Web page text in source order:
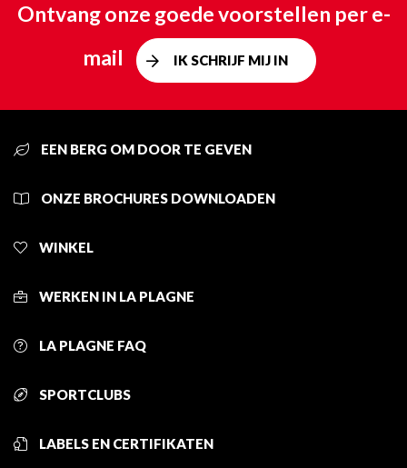
Ontvang onze goede voorstellen per e-
mail
IK SCHRIJF MIJ IN
EEN BERG OM DOOR TE GEVEN
ONZE BROCHURES DOWNLOADEN
WINKEL
WERKEN IN LA PLAGNE
LA PLAGNE FAQ
SPORTCLUBS
LABELS EN CERTIFIKATEN